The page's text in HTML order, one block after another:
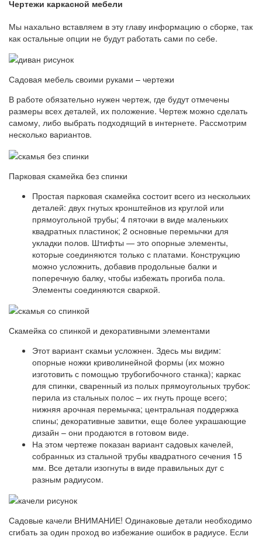
Чертежи каркасной мебели
Мы нахально вставляем в эту главу информацию о сборке, так
как остальные опции не будут работать сами по себе.
Садовая мебель своими руками – чертежи
В работе обязательно нужен чертеж, где будут отмечены
размеры всех деталей, их положение. Чертеж можно сделать
самому, либо выбрать подходящий в интернете. Рассмотрим
несколько вариантов.
Парковая скамейка без спинки
Простая парковая скамейка состоит всего из нескольких
деталей: двух гнутых кронштейнов из круглой или
прямоугольной трубы; 4 пяточки в виде маленьких
квадратных пластинок; 2 основные перемычки для
укладки полов. Штифты — это опорные элементы,
которые соединяются только с платами. Конструкцию
можно усложнить, добавив продольные балки и
поперечную балку, чтобы избежать прогиба пола.
Элементы соединяются сваркой.
Скамейка со спинкой и декоративными элементами
Этот вариант скамьи усложнен. Здесь мы видим:
опорные ножки криволинейной формы (их можно
изготовить с помощью трубогибочного станка); каркас
для спинки, сваренный из полых прямоугольных трубок:
перила из стальных полос – их гнуть проще всего;
нижняя арочная перемычка; центральная поддержка
спины; декоративные завитки, еще более украшающие
дизайн – они продаются в готовом виде.
На этом чертеже показан вариант садовых качелей,
собранных из стальной трубы квадратного сечения 15
мм. Все детали изогнуты в виде правильных дуг с
разным радиусом.
Садовые качели ВНИМАНИЕ! Одинаковые детали необходимо
сгибать за один проход во избежание ошибок в радиусе. Если